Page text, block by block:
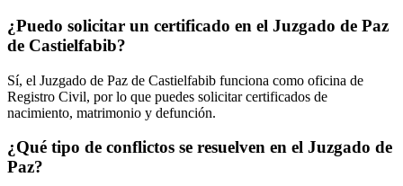
¿Puedo solicitar un certificado en el Juzgado de Paz
de Castielfabib?
Sí, el Juzgado de Paz de Castielfabib funciona como oficina de
Registro Civil, por lo que puedes solicitar certificados de
nacimiento, matrimonio y defunción.
¿Qué tipo de conflictos se resuelven en el Juzgado de
Paz?